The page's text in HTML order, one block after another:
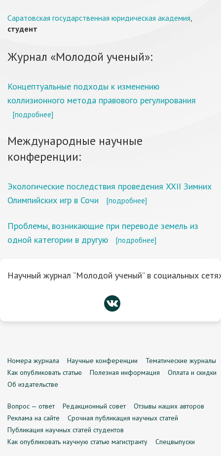
Саратовская государственная юридическая академия,
студент
Журнал «Молодой ученый»:
Концептуальные подходы к изменению
коллизионного метода правового регулирования
[подробнее]
Международные научные
конференции:
Экологические последствия проведения XXII Зимних
Олимпийских игр в Сочи
[подробнее]
Проблемы, возникающие при переводе земель из
одной категории в другую
[подробнее]
Научный журнал “Молодой ученый” в социальных
Номера журнала Научные конференции
Тематические журналы
Как опубликовать статью
Полезная информация
Оплата и скидки
Об издательстве
Вопрос — ответ Редакционный совет
Отзывы наших авторов
Реклама на сайте
Срочная публикация научных статей
Публикация научных статей студентов
Как опубликовать научную статью магистранту
Спецвыпуски